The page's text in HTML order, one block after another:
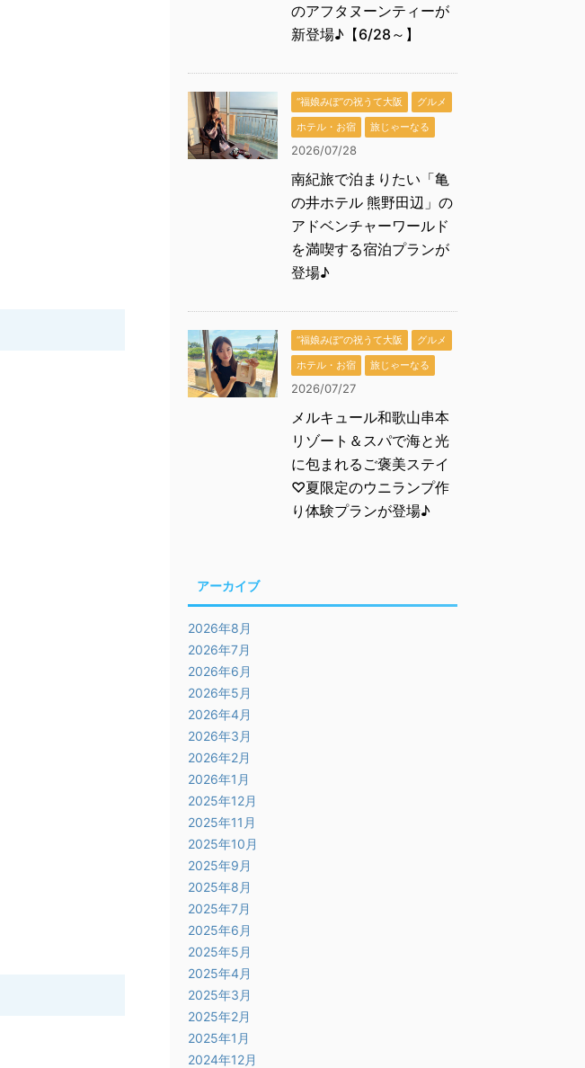
のアフタヌーンティーが
新登場♪【6/28～】
“福娘みぽ”の祝うて大阪
グルメ
ホテル・お宿
旅じゃーなる
2026/07/28
南紀旅で泊まりたい「亀
の井ホテル 熊野田辺」の
アドベンチャーワールド
を満喫する宿泊プランが
登場♪
“福娘みぽ”の祝うて大阪
グルメ
ホテル・お宿
旅じゃーなる
2026/07/27
メルキュール和歌山串本
リゾート＆スパで海と光
に包まれるご褒美ステイ
♡夏限定のウニランプ作
り体験プランが登場♪
アーカイブ
2026年8月
2026年7月
2026年6月
2026年5月
2026年4月
2026年3月
2026年2月
2026年1月
2025年12月
2025年11月
2025年10月
2025年9月
2025年8月
2025年7月
2025年6月
2025年5月
2025年4月
2025年3月
2025年2月
2025年1月
2024年12月